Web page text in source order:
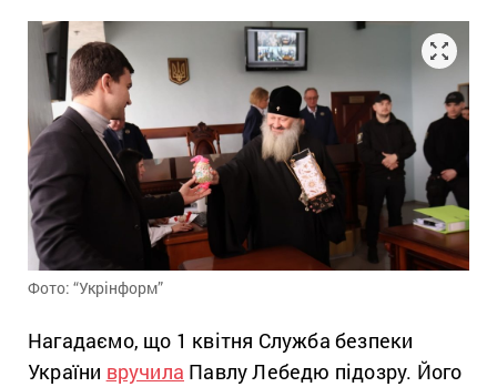
Фото: “Укрінформ”
Нагадаємо, що 1 квітня Служба безпеки
України вручила Павлу Лебедю підозру. Його